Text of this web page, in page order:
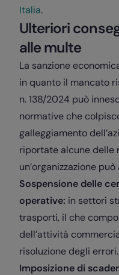
Italia.
Ulteriori
alle multe
La sanzione
in quanto il mancato
n. 138/2024 può
normative che
galleggiamento
riportate alcune delle
un’organizzazione
Sospensione delle
operative: in settori
trasporti, il che
dell’attività
risoluzione degli errori.
Imposizione di